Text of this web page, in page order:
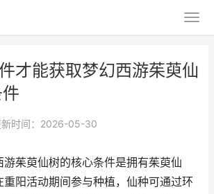
才能获取梦幻西游茱萸仙
新时间：2026-05-30
茱萸仙树的核心条件是拥有茱萸仙
阳活动期间参与种植，仙种可通过环